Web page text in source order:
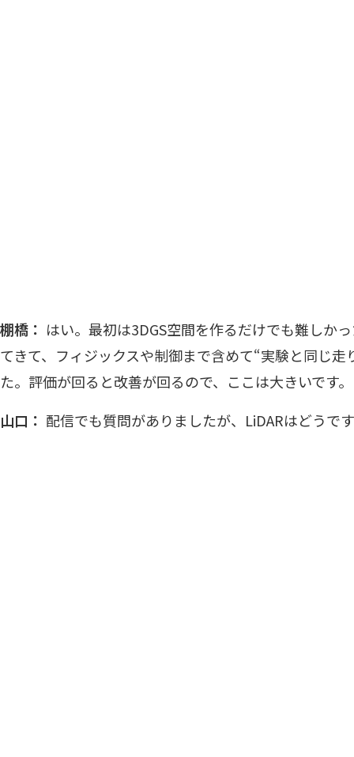
棚橋： はい。最初は3DGS空間を作るだけでも難しか
てきて、フィジックスや制御まで含めて“実験と同じ
た。評価が回ると改善が回るので、ここは大きいです。
山口： 配信でも質問がありましたが、LiDARはどうで